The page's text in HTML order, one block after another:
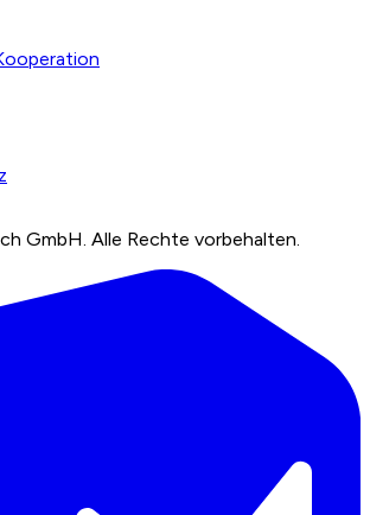
GmbH. Alle Rechte vorbehalten.